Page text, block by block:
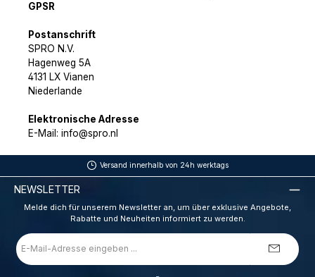
GPSR
Postanschrift
SPRO N.V.
Hagenweg 5A
4131 LX Vianen
Niederlande
Elektronische Adresse
E-Mail: info@spro.nl
Versand innerhalb von 24h werktags
NEWSLETTER
Melde dich für unserem Newsletter an, um über exklusive Angebote,
Rabatte und Neuheiten informiert zu werden.
E-
Mail-
Adresse